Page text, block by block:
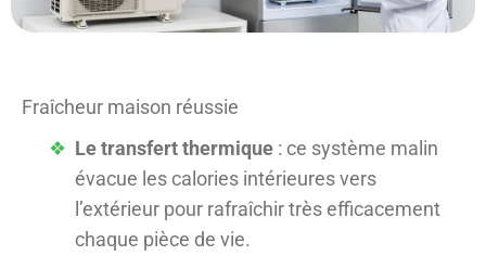
Fraîcheur maison réussie
Le transfert thermique : ce système malin
évacue les calories intérieures vers
l’extérieur pour rafraîchir très efficacement
chaque pièce de vie.